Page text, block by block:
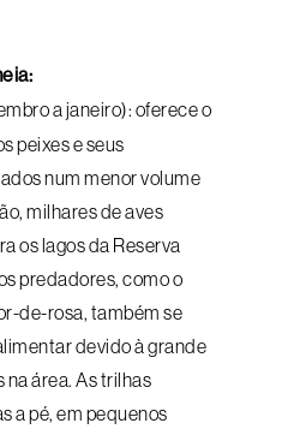
a janeiro): oferece o
peixes e seus
num menor volume
milhares de aves
os lagos da Reserva
predadores, como o
de-rosa, também se
devido à grande
área. As trilhas
a pé, em pequenos